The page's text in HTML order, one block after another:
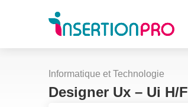
Informatique et Technologie
Designer Ux – Ui H/F